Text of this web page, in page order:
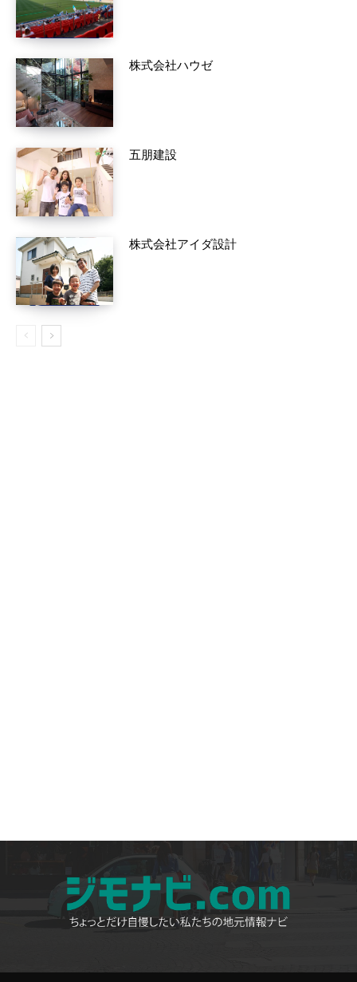
株式会社ハウゼ
五朋建設
株式会社アイダ設計